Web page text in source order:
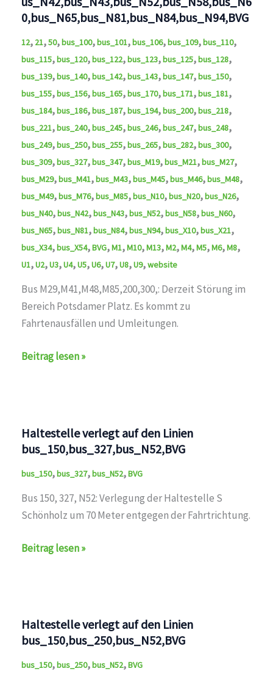
0,bus_N65,bus_N81,bus_N84,bus_N94,BVG
12, 21,50,bus_100,bus_101,bus_106,bus_109,bus_110,
bus_115,bus_120,bus_122,bus_123,bus_125,bus_128,
bus_139,bus_140,bus_142,bus_143,bus_147,bus_150,
bus_155,bus_156,bus_165,bus_170,bus_171,bus_181,
bus_184,bus_186,bus_187,bus_194,bus_200,bus_218,
bus_221,bus_240,bus_245,bus_246,bus_247,bus_248,
bus_249,bus_250,bus_255,bus_265,bus_282,bus_300,
bus_309,bus_327,bus_347,bus_M19,bus_M21,bus_M27,
bus_M29,bus_M41,bus_M43,bus_M45,bus_M46,bus_M48,
bus_M49,bus_M76,bus_M85,bus_N10,bus_N20,bus_N26,
bus_N40,bus_N42,bus_N43,bus_N52,bus_N58,bus_N60,
bus_N65,bus_N81,bus_N84,bus_N94,bus_X10,bus_X21,
bus_X34,bus_X54,BVG,M1,M10,M13,M2,M4,M5,M6,M8,
U1,U2,U3,U4,U5,U6,U7,U8,U9,website
Bus M29,M41,M48,M85,200,300,: Derzeit Störung im
Bereich Potsdamer Platz. Es kommt zu
Fahrtenausfällen und Umleitungen.
Störung
Beitrag lesen »
Haltestelle verlegt auf den Linien
bus_150,bus_327,bus_N52,BVG
bus_150,bus_327,bus_N52,BVG
Bus 150, 327, N52: Verlegung der Haltestelle S
Schönholz um 70 Meter entgegen der Fahrtrichtung.
Haltestelle
bus_150,bus_327,bus_N52,BVG
Beitrag lesen »
Haltestelle verlegt auf den Linien
bus_150,bus_250,bus_N52,BVG
bus_150,bus_250,bus_N52,BVG